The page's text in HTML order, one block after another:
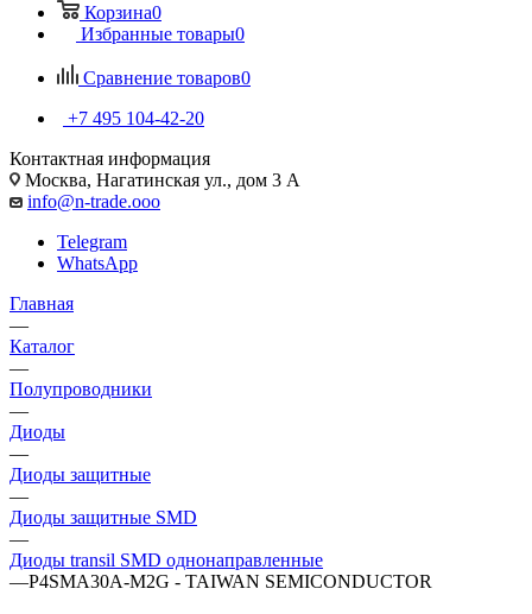
Корзина0
Избранные товары0
Сравнение товаров0
+7 495 104-42-20
Контактная информация
Москва, Нагатинская ул., дом 3 А
info@n-trade.ooo
Telegram
WhatsApp
Главная
—
Каталог
—
Полупроводники
—
Диоды
—
Диоды защитные
—
Диоды защитные SMD
—
Диоды transil SMD однонаправленные
—P4SMA30A-M2G - TAIWAN SEMICONDUCTOR